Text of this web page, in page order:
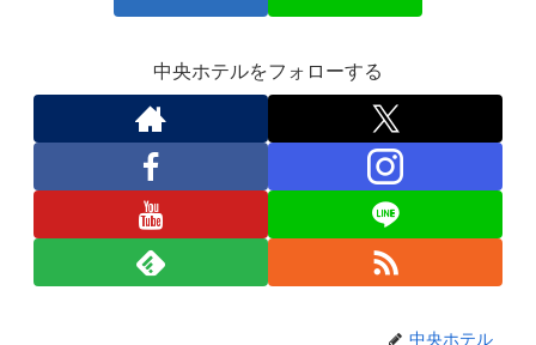
中央ホテルをフォローする
中央ホテル